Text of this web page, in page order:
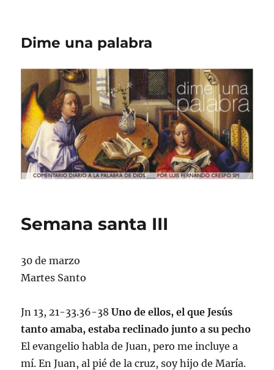
Dime una palabra
Semana santa III
30 de marzo
Martes Santo
Jn 13, 21-33.36-38Uno de ellos, el que Jesús
tanto amaba, estaba reclinado junto a su pecho
El evangelio habla de Juan, pero me incluye a
mí. En Juan, al pié de la cruz, soy hijo de María.